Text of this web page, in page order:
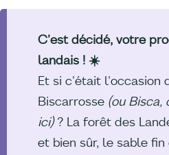
C'est décidé, votre
landais ! ☀️
Et si c'était l'occasion
Biscarrosse (ou
ici)? La forêt des
et bien sûr, le sable